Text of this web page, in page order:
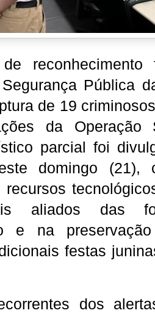
reconhecimento
Pública
de 19
da Operação
parcial foi
domingo (21),
recursos
aliados das
e na
festas
dos